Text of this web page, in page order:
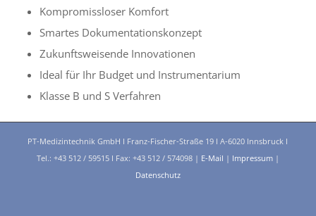
Kompromissloser Komfort
Smartes Dokumentationskonzept
Zukunftsweisende Innovationen
Ideal für Ihr Budget und Instrumentarium
Klasse B und S Verfahren
unter:www.melag.com
PT-Medizintechnik GmbH I Franz-Fischer-Straße 19 I A-6020 Innsbruck I
Tel.: +43 512 / 59515 I Fax: +43 512 / 574098 | E-Mail | Impressum|
Datenschutz